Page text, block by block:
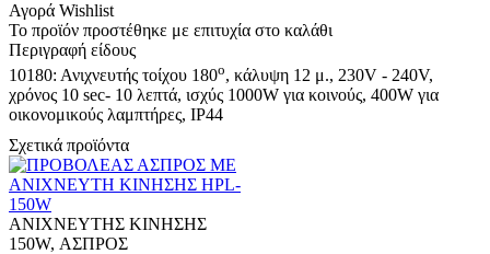
Αγορά Wishlist
Το προϊόν προστέθηκε με επιτυχία στο καλάθι
Περιγραφή είδους
10180: Ανιχνευτής τοίχου 180ο, κάλυψη 12 μ., 230V - 240V,
χρόνος 10 sec- 10 λεπτά, ισχύς 1000W για κοινούς, 400W για
οικονομικούς λαμπτήρες, IP44
Σχετικά προϊόντα
ΑΝΙΧΝΕΥΤΗΣ ΚΙΝΗΣΗΣ
150W, ΑΣΠΡΟΣ